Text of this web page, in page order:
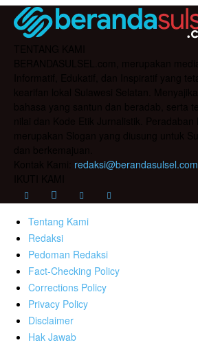
redaksi@berandasulsel.com
Tentang Kami
Redaksi
Pedoman Redaksi
Fact-Checking Policy
Corrections Policy
Privacy Policy
Disclaimer
Hak Jawab